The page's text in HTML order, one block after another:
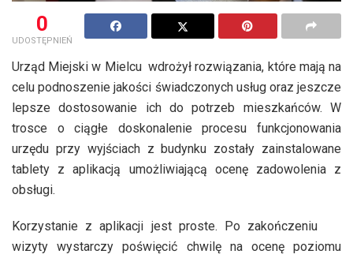
0
UDOSTĘPNIEŃ
Urząd Miejski w Mielcu wdrożył rozwiązania, które mają na
celu podnoszenie jakości świadczonych usług oraz jeszcze
lepsze dostosowanie ich do potrzeb mieszkańców. W
trosce o ciągłe doskonalenie procesu funkcjonowania
urzędu przy wyjściach z budynku zostały zainstalowane
tablety z aplikacją umożliwiającą ocenę zadowolenia z
obsługi.
Korzystanie z aplikacji jest proste. Po zakończeniu
wizyty wystarczy poświęcić chwilę na ocenę poziomu